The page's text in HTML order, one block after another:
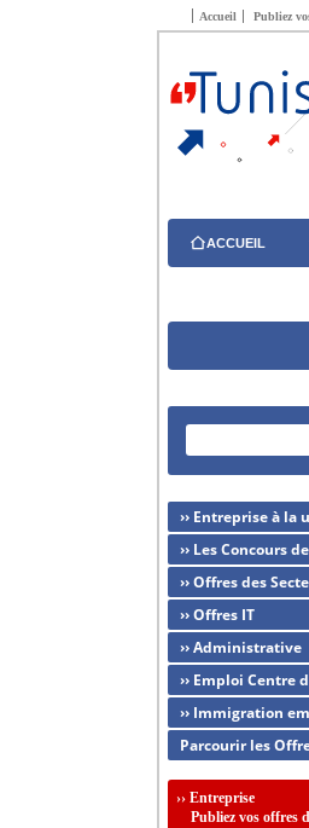
Accueil Publiez
ACCUEIL
›› Entreprise à la
›› Les Concours
›› Offres des
›› Offres IT
›› Administrative
›› Emploi Centre
›› Immigration
Parcourir les
›› Entreprise
Publiez vos offres